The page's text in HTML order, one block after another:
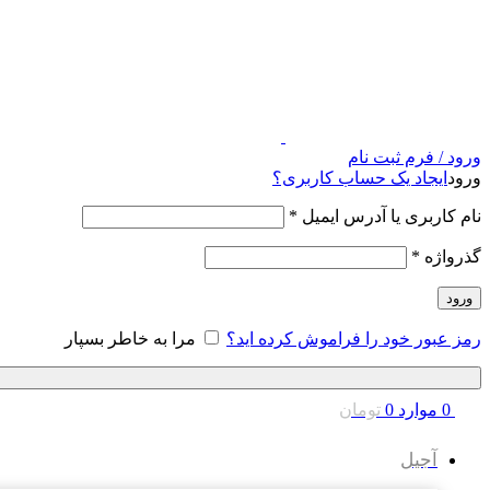
ورود / فرم ثبت نام
ورود ایجاد یک حساب کاربری؟
نام کاربری یا آدرس ایمیل *
گذرواژه *
ورود
رمز عبور خود را فراموش کرده اید؟ مرا به خاطر بسپار
0 موارد 0 تومان
آجیل